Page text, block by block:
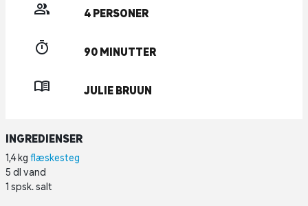
4 PERSONER
90 MINUTTER
JULIE BRUUN
INGREDIENSER
1,4 kg flæskesteg
5 dl vand
1 spsk. salt